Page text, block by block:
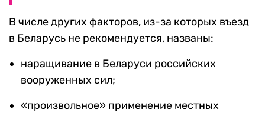
В числе других факторов, из-за которых въезд
в Беларусь не рекомендуется, названы:
наращивание в Беларуси российских
вооруженных сил;
«произвольное» применение местных